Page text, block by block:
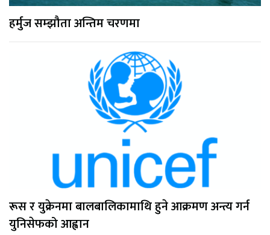
हर्मुज सम्झौता अन्तिम चरणमा
रूस र युक्रेनमा बालबालिकामाथि हुने आक्रमण अन्त्य गर्न
युनिसेफको आह्वान